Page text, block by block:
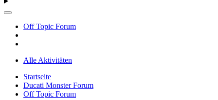
Off Topic Forum
Alle Aktivitäten
Startseite
Ducati Monster Forum
Off Topic Forum